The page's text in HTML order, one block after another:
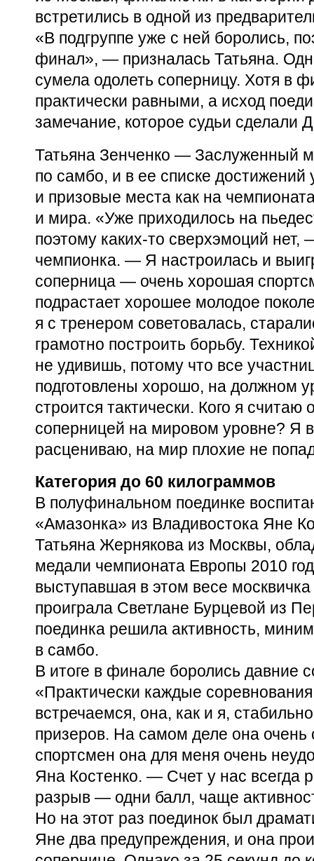
встретились в одной из
«В подгруппе уже с ней боролись,
финал», — призналась Татьяна.
сумела одолеть соперницу. Хотя в
практически равными, а исход
замечание, которое судьи сделали
Татьяна Зенченко — Заслуженный
по самбо, и в ее списке достижений
и призовые места как на
и мира. «Уже приходилось на
поэтому каких-то сверхэмоций нет,
чемпионка. — Я настроилась и
соперница — очень хорошая
подрастает хорошее молодое
я с тренером советовалась,
грамотно построить борьбу.
не удивишь, потому что все
подготовлены хорошо, на должном
строится тактически. Кого я считаю
соперницей на мировом уровне? Я
расцениваю, на мир плохие не
Категория до 60 килограммов
В полуфинальном поединке
«Амазонка» из Владивостока Яне
Татьяна Жернякова из Москвы,
медали чемпионата Европы 2010
выступавшая в этом весе
проиграла Светлане Бурцевой из
поединка решила активность,
в самбо.
В итоге в финале боролись давние
«Практически каждые
встречаемся, она, как и я,
призеров. На самом деле она очень
спортсмен она для меня очень
Яна Костенко. — Счет у нас всегда
разрыв — одни балл, чаще
Но на этот раз поединок был
Яне два предупреждения, и она